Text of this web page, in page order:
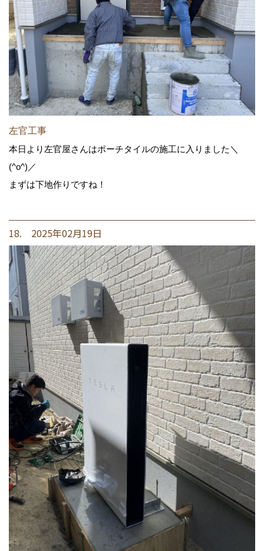
左官工事
本日より左官屋さんはポーチタイルの施工に入りました＼
(^o^)／
まずは下地作りですね！
18. 2025年02月19日